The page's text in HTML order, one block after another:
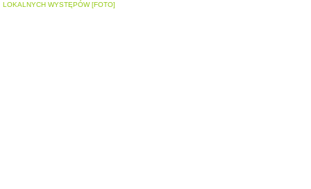
LOKALNYCH WYSTĘPÓW [FOTO]